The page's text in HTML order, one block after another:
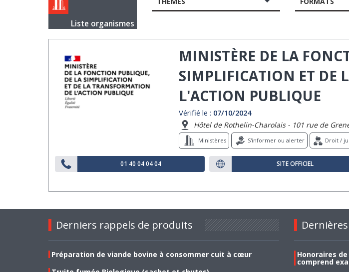
Liste organismes
MINISTÈRE DE LA
SIMPLIFICATION ET DE
L'ACTION PUBLIQUE
Vérifié le : 07/10/2024
Hôtel de Rothelin-Charolais - 101 rue de
Ministères S'informer ou alerter Droit /
01 40 04 04 04 SITE OFFICIEL
Derniers rappels de produits
Préparation de viande bovine à consommer cuit à cœur
Honoraires
comprend